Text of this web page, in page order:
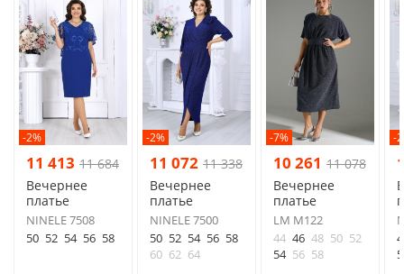
-2%
11 413 11 684
Вечернее
платье
NINELE 7508
50 52 54 56 58
-2%
11 072 11 338
Вечернее
платье
NINELE 7500
50 52 54 56 58
60 62 64
-7%
10 261 11 078
Вечернее
платье
LM М122
44 46 48 50 52
54 56 58
-